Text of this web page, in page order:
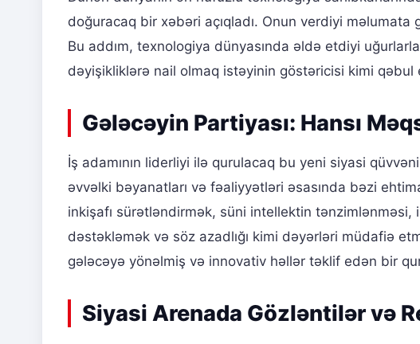
doğuracaq bir xəbəri açıqladı. Onun verdiyi məlumata
Bu addım, texnologiya dünyasında əldə etdiyi
dəyişikliklərə nail olmaq istəyinin göstəricisi kimi qəbul
Gələcəyin Partiyası: Hansı
İş adamının liderliyi ilə qurulacaq bu yeni siyasi
əvvəlki bəyanatları və fəaliyyətləri əsasında bəzi
inkişafı sürətləndirmək, süni intellektin tənzimlənməsi,
dəstəkləmək və söz azadlığı kimi dəyərləri müdafiə
gələcəyə yönəlmiş və innovativ həllər təklif edən bir
Siyasi Arenada Gözləntilər və